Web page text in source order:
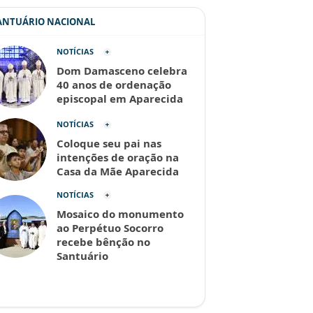
NACIONAL
NOTÍCIAS
Dom Damasceno celebra
40 anos de ordenação
episcopal em Aparecida
NOTÍCIAS
Coloque seu pai nas
intenções de oração na
Casa da Mãe Aparecida
NOTÍCIAS
Mosaico do monumento
ao Perpétuo Socorro
recebe bênção no
Santuário